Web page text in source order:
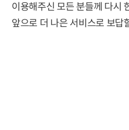
이용해주신 모든 분들께 다시
앞으로 더 나은 서비스로 보답